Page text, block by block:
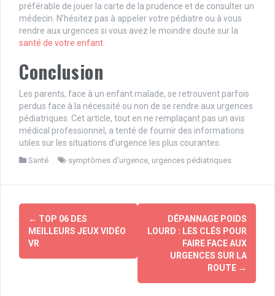
préférable de jouer la carte de la prudence et de consulter un
médecin. N’hésitez pas à appeler votre pédiatre ou à vous
rendre aux urgences si vous avez le moindre doute sur la
santé de votre enfant.
Conclusion
Les parents, face à un enfant malade, se retrouvent parfois
perdus face à la nécessité ou non de se rendre aux urgences
pédiatriques. Cet article, tout en ne remplaçant pas un avis
médical professionnel, a tenté de fournir des informations
utiles sur les situations d’urgence les plus courantes.
Santé symptômes d'urgence, urgences pédiatriques
Navigation
d'article
← TOP 06 DES
MEILLEURS JEUX VIDÉO
VR
DÉPANNAGE POIDS
LOURD : LES CLÉS POUR
FAIRE FACE AUX
URGENCES SUR LA
ROUTE →